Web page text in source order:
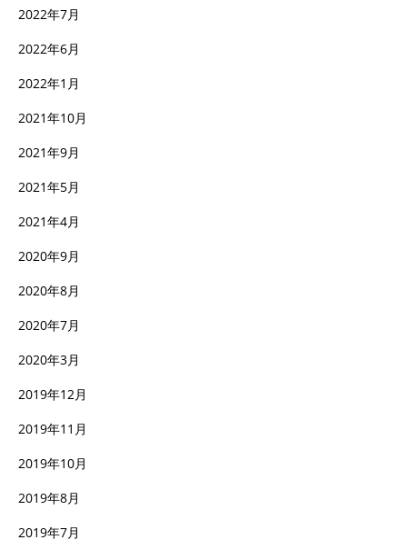
2022年7月
2022年6月
2022年1月
2021年10月
2021年9月
2021年5月
2021年4月
2020年9月
2020年8月
2020年7月
2020年3月
2019年12月
2019年11月
2019年10月
2019年8月
2019年7月